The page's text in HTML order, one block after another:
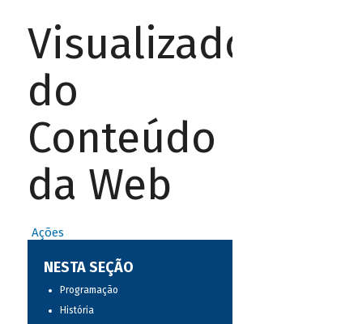
Visualizador
do
Conteúdo
da Web
Ações
NESTA SEÇÃO
Programação
História